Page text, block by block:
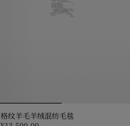
格纹羊毛羊绒混纺毛毯